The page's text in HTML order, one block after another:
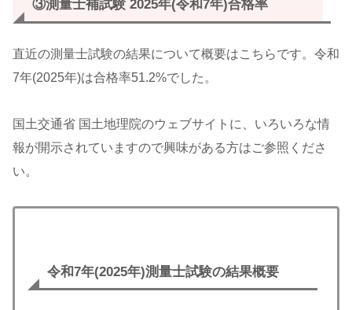
③測量士補試験 2025年(令和7年)合格率
直近の測量士試験の結果について概要はこちらです。令和
7年(2025年)は合格率51.2%でした。
国土交通省 国土地理院のウェブサイトに、いろいろな情
報が開示されていますので興味がある方はご参照くださ
い。
令和7年(2025年)測量士試験の結果概要